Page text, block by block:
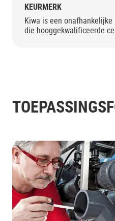
KEURMERK
Kiwa is een
die hooggekwalificeerde